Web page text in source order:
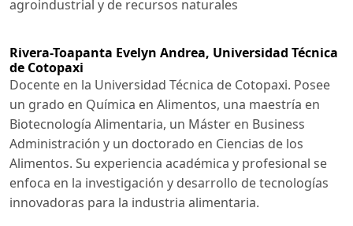
agroindustrial y de recursos naturales
Rivera-Toapanta Evelyn Andrea, Universidad Técnica
de Cotopaxi
Docente en la Universidad Técnica de Cotopaxi. Posee
un grado en Química en Alimentos, una maestría en
Biotecnología Alimentaria, un Máster en Business
Administración y un doctorado en Ciencias de los
Alimentos. Su experiencia académica y profesional se
enfoca en la investigación y desarrollo de tecnologías
innovadoras para la industria alimentaria.